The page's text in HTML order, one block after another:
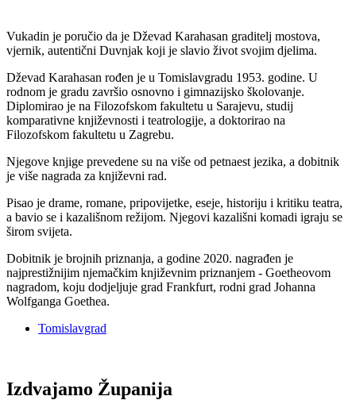
Vukadin je poručio da je Dževad Karahasan graditelj mostova,
vjernik, autentični Duvnjak koji je slavio život svojim djelima.
Dževad Karahasan rođen je u Tomislavgradu 1953. godine. U
rodnom je gradu završio osnovno i gimnazijsko školovanje.
Diplomirao je na Filozofskom fakultetu u Sarajevu, studij
komparativne književnosti i teatrologije, a doktorirao na
Filozofskom fakultetu u Zagrebu.
Njegove knjige prevedene su na više od petnaest jezika, a dobitnik
je više nagrada za književni rad.
Pisao je drame, romane, pripovijetke, eseje, historiju i kritiku teatra,
a bavio se i kazališnom režijom. Njegovi kazališni komadi igraju se
širom svijeta.
Dobitnik je brojnih priznanja, a godine 2020. nagrađen je
najprestižnijim njemačkim književnim priznanjem - Goetheovom
nagradom, koju dodjeljuje grad Frankfurt, rodni grad Johanna
Wolfganga Goethea.
Tomislavgrad
Izdvajamo Županija